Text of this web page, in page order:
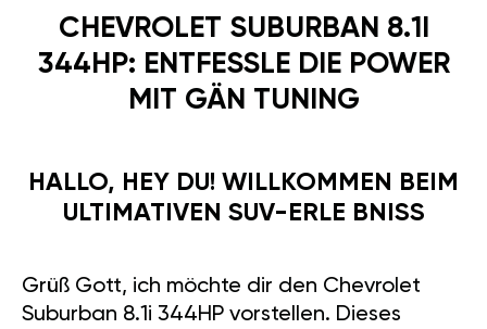
CHEVROLET SUBURBAN 8.1I
344HP: ENTFESSLE DIE POWER
MIT GÄN TUNING
HALLO, HEY DU! WILLKOMMEN BEIM
ULTIMATIVEN SUV-ERLE BNISS
Grüß Gott, ich möchte dir den Chevrolet
Suburban 8.1i 344HP vorstellen. Dieses